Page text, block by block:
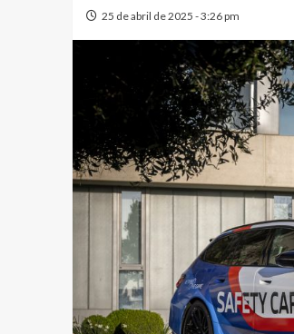
25 de abril de 2025 - 3:26 pm